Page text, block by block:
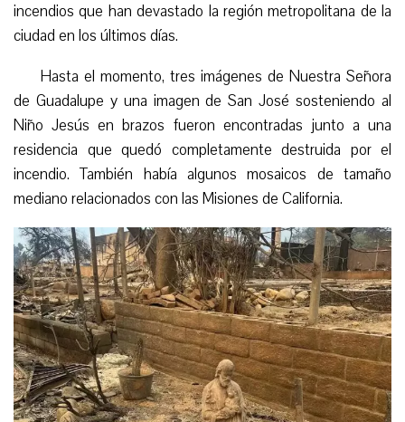
incendios que han devastado la región metropolitana de la
ciudad en los últimos días.
Hasta el momento, tres imágenes de Nuestra Señora
de Guadalupe y una imagen de San José sosteniendo al
Niño Jesús en brazos fueron encontradas junto a una
residencia que quedó completamente destruida por el
incendio. También había algunos mosaicos de tamaño
mediano relacionados con las Misiones de California.